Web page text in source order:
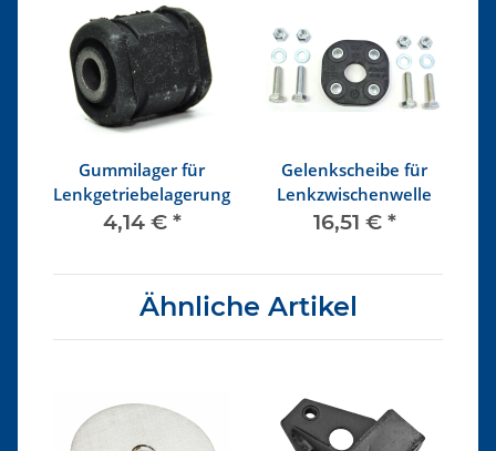
Gummilager für
Lenkgetriebelagerung
4,14 € *
Gelenkscheibe für
Lenkzwischenwelle
16,51 € *
Ähnliche Artikel